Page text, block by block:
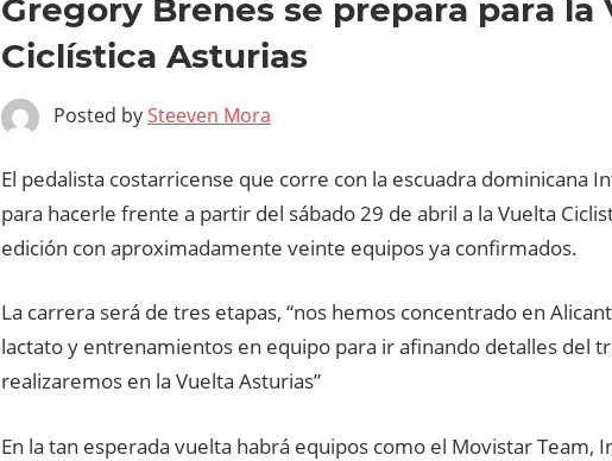
Gregory Brenes se prepara para la
Ciclística Asturias
Posted bySteeven Mora
El pedalista costarricense que corre con la escuadra dominicana
para hacerle frente a partir del sábado 29 de abril a la Vuelta
edición con aproximadamente veinte equipos ya confirmados.
La carrera será de tres etapas, “nos hemos concentrado en
lactato y entrenamientos en equipo para ir afinando detalles del
realizaremos en la Vuelta Asturias”
En la tan esperada vuelta habrá equipos como el Movistar Team,